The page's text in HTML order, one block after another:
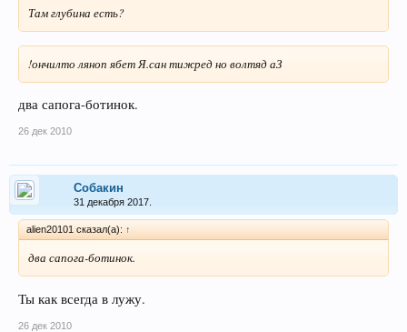
Там глубина есть?
!ончилто ляноп ябет Я.сан тижред но волтяд аЗ
два сапога-ботинок.
26 дек 2010
Собакин
31 декабря 2017.
alien20101 сказал(а): ↑
два сапога-ботинок.
Ты как всегда в лужу.
26 дек 2010